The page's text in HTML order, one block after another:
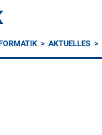
AKTUELLES